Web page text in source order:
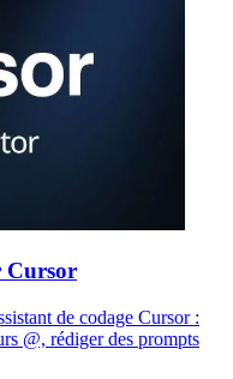
Cursor
de codage Cursor :
@, rédiger des prompts